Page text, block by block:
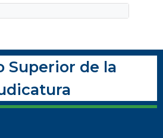
Superior de la